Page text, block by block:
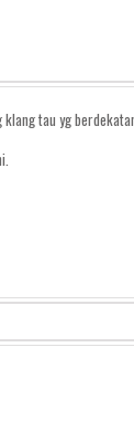
tau yg